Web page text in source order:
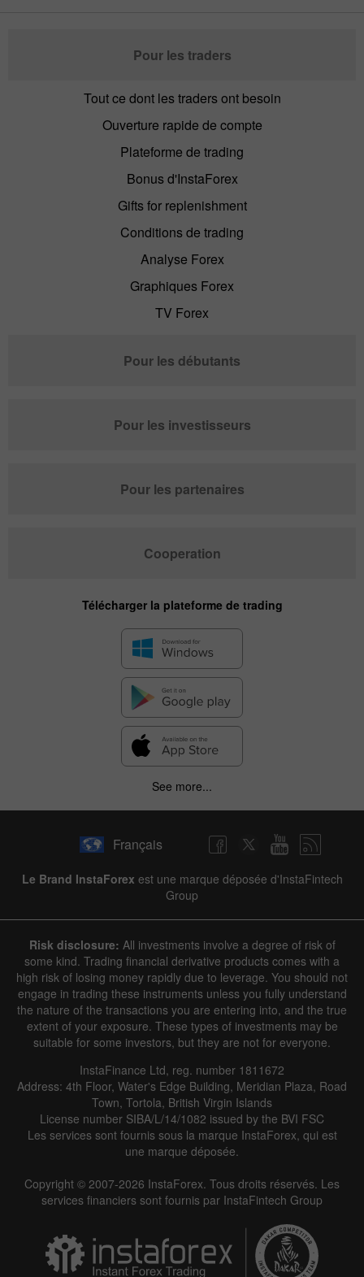
Pour les traders
Tout ce dont les traders ont besoin
Ouverture rapide de compte
Plateforme de trading
Bonus d'InstaForex
Gifts for replenishment
Conditions de trading
Analyse Forex
Graphiques Forex
TV Forex
Pour les débutants
Pour les investisseurs
Pour les partenaires
Cooperation
Télécharger la plateforme de trading
See more...
Français
Le Brand InstaForex est une marque déposée d'InstaFintech
Group
Risk disclosure: All investments involve a degree of risk of
some kind. Trading financial derivative products comes with a
high risk of losing money rapidly due to leverage. You should not
engage in trading these instruments unless you fully understand
the nature of the transactions you are entering into, and the true
extent of your exposure. These types of investments may be
suitable for some investors, but they are not for everyone.
InstaFinance Ltd, reg. number 1811672
Address: 4th Floor, Water's Edge Building, Meridian Plaza, Road
Town, Tortola, British Virgin Islands
License number SIBA/L/14/1082 issued by the BVI FSC
Les services sont fournis sous la marque InstaForex, qui est
une marque déposée.
Copyright © 2007-2026 InstaForex. Tous droits réservés. Les
services financiers sont fournis par InstaFintech Group